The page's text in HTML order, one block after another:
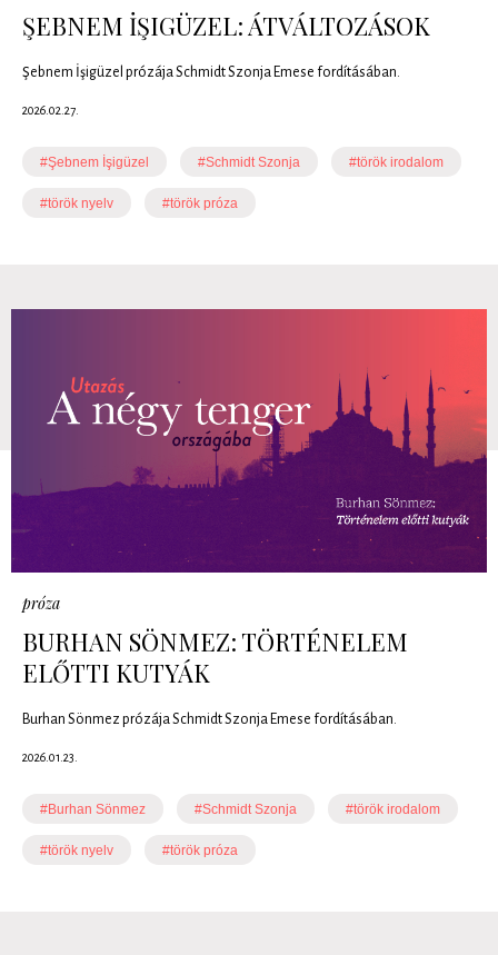
ŞEBNEM İŞIGÜZEL: ÁTVÁLTOZÁSOK
Şebnem İşigüzel prózája Schmidt Szonja Emese fordításában.
2026.02.27.
#Şebnem İşigüzel #Schmidt Szonja #török irodalom
#török nyelv #török próza
próza
BURHAN SÖNMEZ: TÖRTÉNELEM
ELŐTTI KUTYÁK
Burhan Sönmez prózája Schmidt Szonja Emese fordításában.
2026.01.23.
#Burhan Sönmez #Schmidt Szonja #török irodalom
#török nyelv #török próza